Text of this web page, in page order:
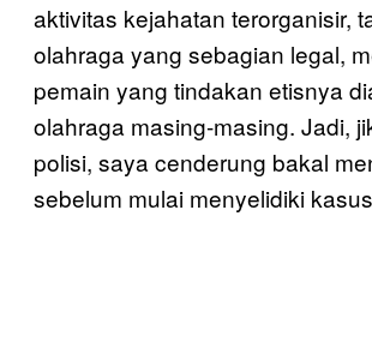
aktivitas kejahatan terorganisir,
olahraga yang sebagian legal,
pemain yang tindakan etisnya
olahraga masing-masing. Jadi,
polisi, saya cenderung bakal
sebelum mulai menyelidiki